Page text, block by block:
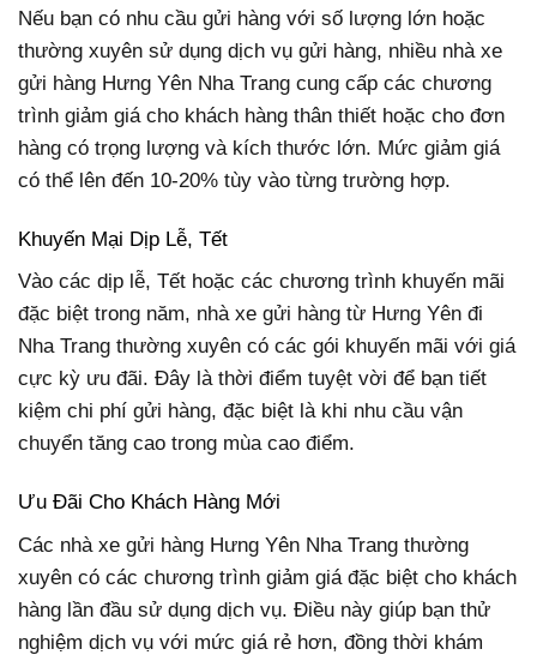
Nếu bạn có nhu cầu gửi hàng với số lượng lớn hoặc
thường xuyên sử dụng dịch vụ gửi hàng, nhiều nhà xe
gửi hàng Hưng Yên Nha Trang cung cấp các chương
trình giảm giá cho khách hàng thân thiết hoặc cho đơn
hàng có trọng lượng và kích thước lớn. Mức giảm giá
có thể lên đến 10-20% tùy vào từng trường hợp.
Khuyến Mại Dịp Lễ, Tết
Vào các dịp lễ, Tết hoặc các chương trình khuyến mãi
đặc biệt trong năm, nhà xe gửi hàng từ Hưng Yên đi
Nha Trang thường xuyên có các gói khuyến mãi với giá
cực kỳ ưu đãi. Đây là thời điểm tuyệt vời để bạn tiết
kiệm chi phí gửi hàng, đặc biệt là khi nhu cầu vận
chuyển tăng cao trong mùa cao điểm.
Ưu Đãi Cho Khách Hàng Mới
Các nhà xe gửi hàng Hưng Yên Nha Trang thường
xuyên có các chương trình giảm giá đặc biệt cho khách
hàng lần đầu sử dụng dịch vụ. Điều này giúp bạn thử
nghiệm dịch vụ với mức giá rẻ hơn, đồng thời khám